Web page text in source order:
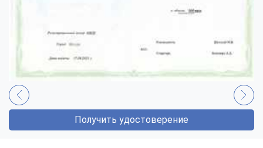
Получить удостоверение